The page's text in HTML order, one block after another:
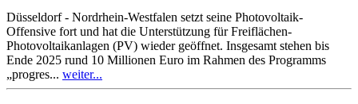
Düsseldorf - Nordrhein-Westfalen setzt seine Photovoltaik-
Offensive fort und hat die Unterstützung für Freiflächen-
Photovoltaikanlagen (PV) wieder geöffnet. Insgesamt stehen bis
Ende 2025 rund 10 Millionen Euro im Rahmen des Programms
„progres... weiter...